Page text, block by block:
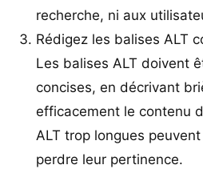
recherche, ni aux
Rédigez les balises ALT
Les balises ALT doivent
concises, en décrivant
efficacement le contenu
ALT trop longues
perdre leur pertinence.